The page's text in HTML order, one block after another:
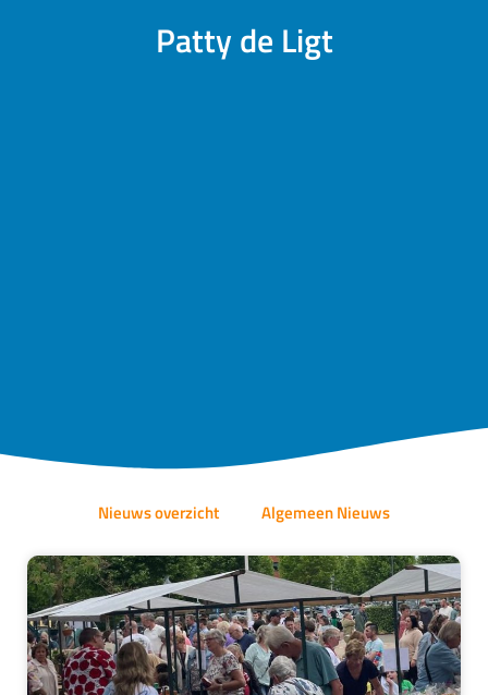
Patty de Ligt
Nieuws overzicht Algemeen Nieuws